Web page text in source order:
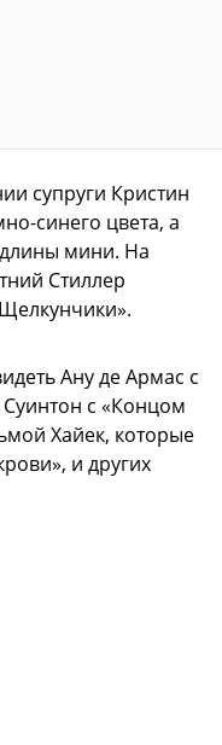
супруги Кристин
синего цвета, а
мини. На
Стиллер
Ану де Армас с
с «Концом
Хайек, которые
и других